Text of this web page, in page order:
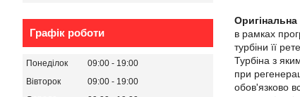
в рамках
турбіни її
Турбіна з
при
обов'язково
Графік роботи
Понеділок 09:00
19:00
Вівторок
09:00
19:00